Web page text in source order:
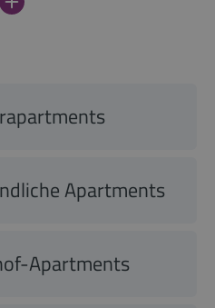
Apartments
Apartments